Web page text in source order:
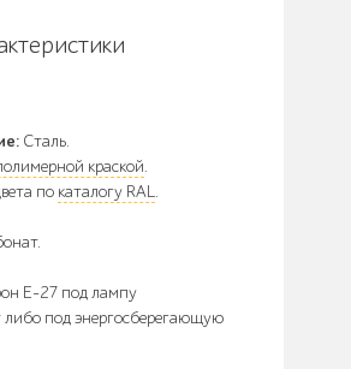
Сталь.
краской.
по каталогу RAL.
E-27 под лампу
либо под энергосберегающую